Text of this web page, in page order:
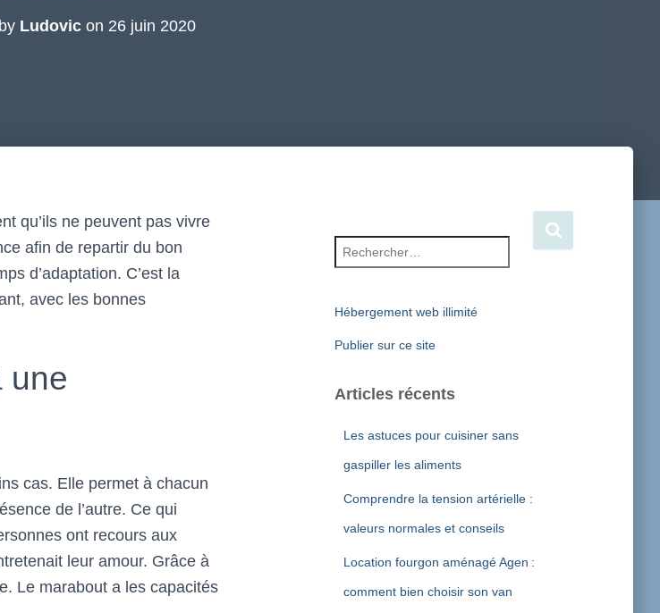
Ludovicon 26 juin 2020
qu’ils ne peuvent pas vivre
afin de repartir du bon
d’adaptation. C’est la
avec les bonnes
une
cas. Elle permet à chacun
de l’autre. Ce qui
ont recours aux
leur amour. Grâce à
Le marabout a les capacités
Hébergement web illimité
Publier sur ce site
Articles récents
Les astuces pour cuisiner sans
gaspiller les aliments
Comprendre la tension artérielle :
valeurs normales et conseils
Location fourgon aménagé Agen :
comment bien choisir son van